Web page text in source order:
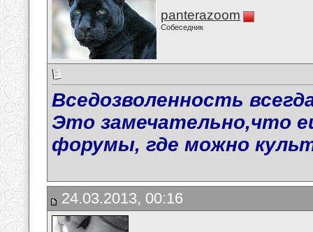
panterazoom
Собеседник
Вседозволенность
Это замечательно,что
форумы, где можно
24.03.2013, 00:16